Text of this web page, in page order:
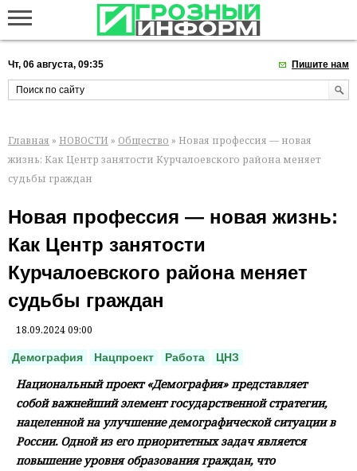
Чт, 06 августа, 09:35 Пишите нам
Главная » НОВОСТИ » Общество » Новая профессия — новая
жизнь: Как Центр занятости Курчалоевского района меняет
судьбы граждан
Новая профессия — новая жизнь:
Как Центр занятости
Курчалоевского района меняет
судьбы граждан
18.09.2024 09:00
Демография Нацпроект Работа ЦНЗ
Национальный проект «Демография» представляет
собой важнейший элемент государственной стратегии,
нацеленной на улучшение демографической ситуации в
России. Одной из его приоритетных задач является
повышение уровня образования граждан, что